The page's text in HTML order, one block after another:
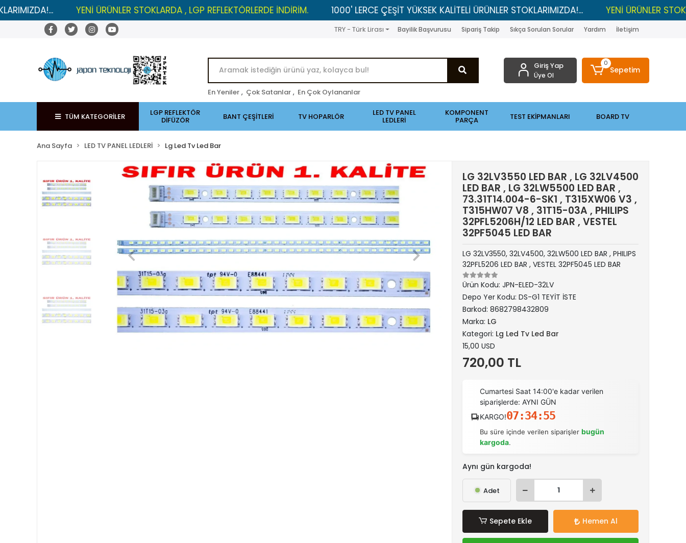
YENİ ÜRÜNLER STOKLARDA , LGP REFLEKTÖRLERDE İNDİRİM. 1000' LERCE ÇEŞİT YÜKSEK KALİTELİ ÜRÜNLER STOKLARIMIZDA!... YENİ ÜRÜNLER STOKLARDA
TRY - Türk Lirası Bayilik Başvurusu Sipariş Takip Sıkça Sorulan Sorular Yardım İletişim
En Yeniler , Çok Satanlar , En Çok Oylananlar
Giriş Yap
Üye Ol
0
Sepetim
TÜM KATEGORİLER LGP REFLEKTÖR
DİFÜZÖR BANT ÇEŞİTLERİ TV HOPARLÖR LED TV PANEL
LEDLERİ
KOMPONENT
PARÇA TEST EKİPMANLARI BOARD TV
Ana Sayfa LED TV PANEL LEDLERİ Lg Led Tv Led Bar
LG 32LV3550 LED BAR , LG 32LV4500
LED BAR , LG 32LW5500 LED BAR ,
73.31T14.004-6-SK1 , T315XW06 V3 ,
T315HW07 V8 , 31T15-03A , PHILIPS
32PFL5206H/12 LED BAR , VESTEL
32PF5045 LED BAR
LG 32LV3550, 32LV4500, 32LW500 LED BAR , PHILIPS
32PFL5206 LED BAR , VESTEL 32PF5045 LED BAR
Ürün Kodu: JPN-ELED-32LV
Depo Yer Kodu: DS-G1 TEYİT İSTE
Barkod: 8682798432809
Marka: LG
Kategori: Lg Led Tv Led Bar
15,00 USD
720,00 TL
Cumartesi Saat 14:00'e kadar verilen
siparişlerde: AYNI GÜN
KARGO!07:34:54
Bu süre içinde verilen siparişler bugün
kargoda.
Aynı gün kargoda!
Adet
Sepete Ekle Hemen Al